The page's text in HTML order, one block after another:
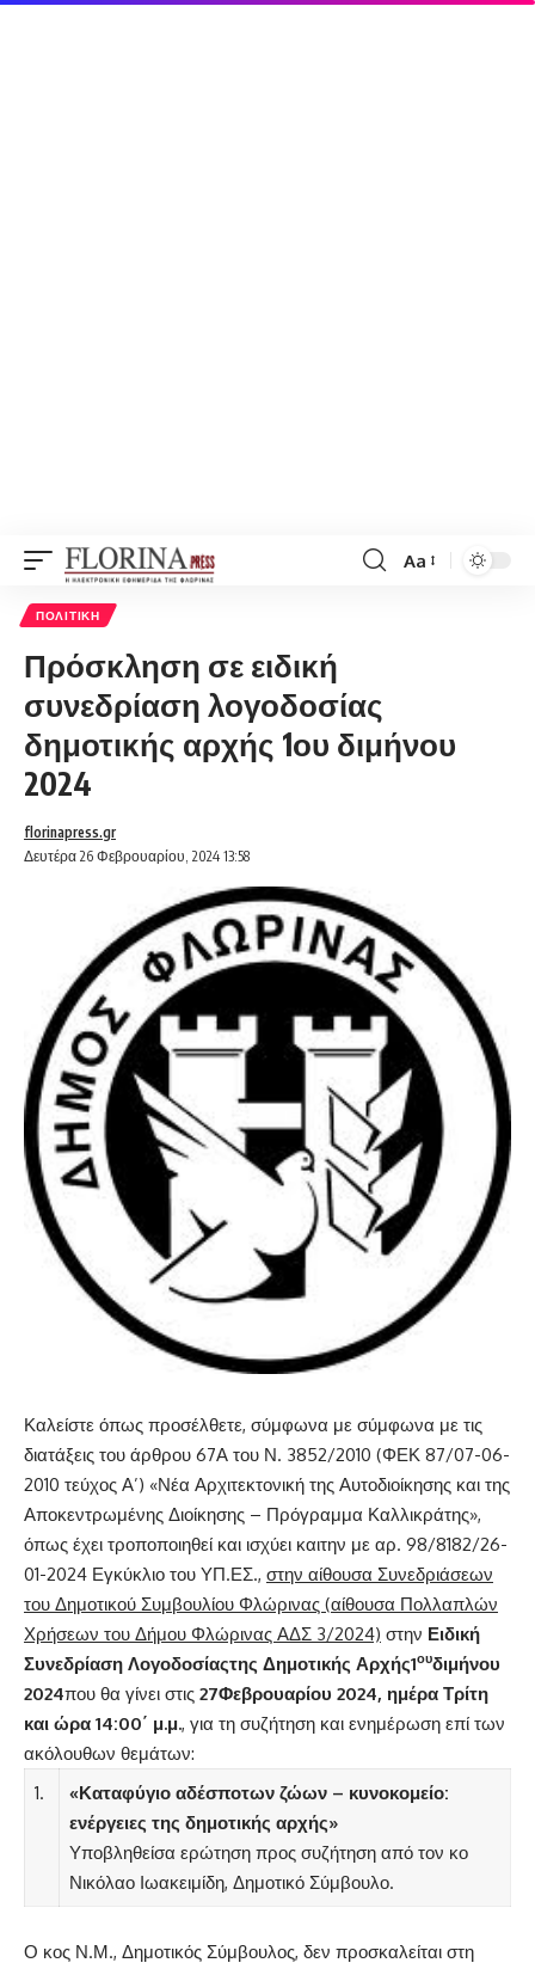
Font
Aa
ΠΟΛΙΤΙΚΉ
Πρόσκληση σε ειδική
συνεδρίαση λογοδοσίας
δημοτικής αρχής 1ου διμήνου
2024
Δευτέρα 26 Φεβρουαρίου, 2024 13:58
florinapress.gr
Καλείστε όπως προσέλθετε, σύμφωνα με σύμφωνα με τις
διατάξεις του άρθρου 67Α του Ν. 3852/2010 (ΦΕΚ 87/07-06-
2010 τεύχος Α’) «Νέα Αρχιτεκτονική της Αυτοδιοίκησης και της
Αποκεντρωμένης Διοίκησης – Πρόγραμμα Καλλικράτης»,
όπως έχει τροποποιηθεί και ισχύει καιτην με αρ. 98/8182/26-
01-2024 Εγκύκλιο του ΥΠ.ΕΣ., στην αίθουσα Συνεδριάσεων
του Δημοτικού Συμβουλίου Φλώρινας (αίθουσα Πολλαπλών
Χρήσεων του Δήμου Φλώρινας ΑΔΣ 3/2024) στην Ειδική
Συνεδρίαση Λογοδοσίαςτης Δημοτικής Αρχής1ουδιμήνου
2024που θα γίνει στις 27Φεβρουαρίου 2024, ημέρα Τρίτη
και ώρα 14:00΄ μ.μ., για τη συζήτηση και ενημέρωση επί των
ακόλουθων θεμάτων:
1.
«Καταφύγιο αδέσποτων ζώων – κυνοκομείο:
ενέργειες της δημοτικής αρχής»
Υποβληθείσα ερώτηση προς συζήτηση από τον κο
Νικόλαο Ιωακειμίδη, Δημοτικό Σύμβουλο.
Ο κος Ν.Μ., Δημοτικός Σύμβουλος, δεν προσκαλείται στη